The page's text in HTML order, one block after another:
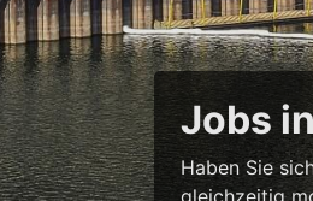
Jobs
Haben Sie